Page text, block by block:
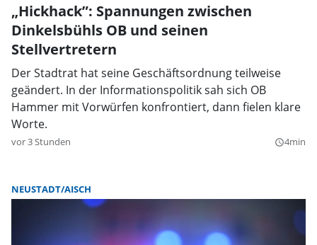
„Hickhack”: Spannungen zwischen
Dinkelsbühls OB und seinen
Stellvertretern
Der Stadtrat hat seine Geschäftsordnung teilweise
geändert. In der Informationspolitik sah sich OB
Hammer mit Vorwürfen konfrontiert, dann fielen klare
Worte.
vor 3 Stunden query_builder4min
NEUSTADT/AISCH